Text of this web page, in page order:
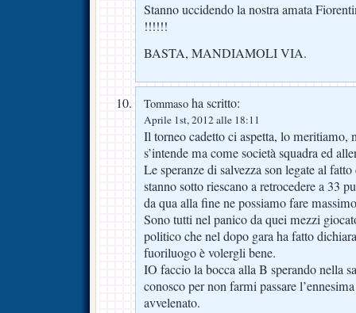
Stanno uccidendo la nostra amata
!!!!!!
BASTA, MANDIAMOLI VIA.
Tommaso ha scritto:
Aprile 1st, 2012 alle 18:11
Il torneo cadetto ci aspetta, lo meritiamo,
s’intende ma come società squadra ed
Le speranze di salvezza son legate al
stanno sotto riescano a retrocedere a 33
da qua alla fine ne possiamo fare
Sono tutti nel panico da quei mezzi
politico che nel dopo gara ha fatto
fuoriluogo è volergli bene.
IO faccio la bocca alla B sperando nella
conosco per non farmi passare
avvelenato.